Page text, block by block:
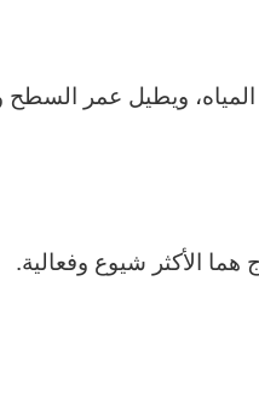
ويطيل عمر السطح
هما الأكثر شيوع وفعالية.